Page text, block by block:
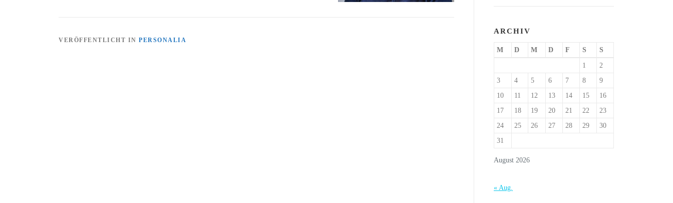
VERÖFFENTLICHT IN PERSONALIA
ARCHIV
August 2026
M D M D F S S
1
2
3
4 5 6 7 8
9
10
11 12 13 14 15
16
17
18 19 20 21 22
23
24
25 26 27 28 29
30
31
« Aug.